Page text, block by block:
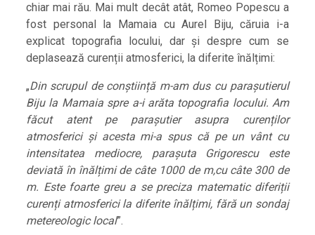
chiar mai rău. Mai mult decât atât, Romeo Popescu a
fost personal la Mamaia cu Aurel Biju, căruia i-a
explicat topografia locului, dar și despre cum se
deplasează curenții atmosferici, la diferite înălțimi:
„Din scrupul de conștiință m-am dus cu parașutierul
Biju la Mamaia spre a-i arăta topografia locului. Am
făcut atent pe parașutier asupra curenților
atmosferici și acesta mi-a spus că pe un vânt cu
intensitatea mediocre, parașuta Grigorescu este
deviată în înălțimi de câte 1000 de m,cu câte 300 de
m. Este foarte greu a se preciza matematic diferiții
curenți atmosferici la diferite înălțimi, fără un sondaj
metereologic local”.